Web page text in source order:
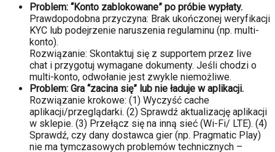
Problem: “Konto zablokowane” po próbie wypłaty.
Prawdopodobna przyczyna: Brak ukończonej weryfikacji
KYC lub podejrzenie naruszenia regulaminu (np. multi-
konto).
Rozwiązanie: Skontaktuj się z supportem przez live
chat i przygotuj wymagane dokumenty. Jeśli chodzi o
multi-konto, odwołanie jest zwykle niemożliwe.
Problem: Gra “zacina się” lub nie ładuje w aplikacji.
Rozwiązanie krokowe: (1) Wyczyść cache
aplikacji/przeglądarki. (2) Sprawdź aktualizację aplikacji
w sklepie. (3) Przełącz się na inną sieć (Wi-Fi/ LTE). (4)
Sprawdź, czy dany dostawca gier (np. Pragmatic Play)
nie ma tymczasowych problemów technicznych –